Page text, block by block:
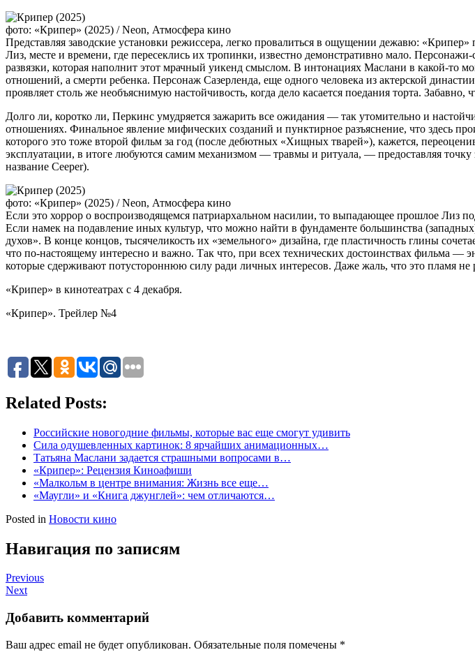
фото: «Крипер» (2025) / Neon, Атмосфера кино
Представляя заводские установки режиссера, легко провалиться в ощущении дежавю:
Лиз, месте и времени, где пересеклись их тропинки, известно демонстративно мало.
развязки, которая наполнит этот мрачный уикенд смыслом. В интонациях Маслани в какой-то
отношений, а смерти ребенка. Персонаж Сазерленда, еще одного человека из актерской
проявляет столь же необъяснимую настойчивость, когда дело касается поедания торта.
Долго ли, коротко ли, Перкинс умудряется зажарить все ожидания — так утомительно и
отношениях. Финальное явление мифических созданий и пунктирное разъяснение, что здесь
которого это тоже второй фильм за год (после дебютных «Хищных тварей»), кажется,
эксплуатации, в итоге любуются самим механизмом — травмы и ритуала, — предоставляя
название Ceeper).
фото: «Крипер» (2025) / Neon, Атмосфера кино
Если это хоррор о воспроизводящемся патриархальном насилии, то выпадающее прошлое Лиз
Если намек на подавление иных культур, что можно найти в фундаменте большинства
духов». В конце концов, тысячеликость их «земельного» дизайна, где пластичность глины
что по-настоящему интересно и важно. Так что, при всех технических достоинствах фильма
которые сдерживают потустороннюю силу ради личных интересов. Даже жаль, что это пламя не
«Крипер» в кинотеатрах с 4 декабря.
«Крипер». Трейлер №4
Related Posts:
Российские новогодние фильмы, которые вас еще смогут удивить
Сила одушевленных картинок: 8 ярчайших анимационных…
Татьяна Маслани задается страшными вопросами в…
«Крипер»: Рецензия Киноафиши
«Малкольм в центре внимания: Жизнь все еще…
«Маугли» и «Книга джунглей»: чем отличаются…
Posted in Новости кино
Навигация по записям
Previous
Next
Добавить комментарий
Ваш адрес email не будет опубликован. Обязательные поля помечены *